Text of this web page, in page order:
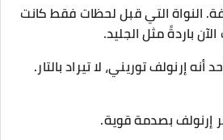
النواة التي قبل لحظات فقط كانت
باردةً مثل الجليد.
إرنولف توريني، لا تيراد بالتار.
إرنولف بصدمة قوية.